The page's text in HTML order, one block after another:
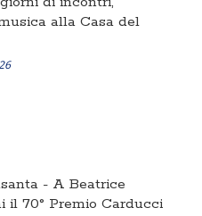
alla Casa del
- A Beatrice
il 70° Premio Carducci